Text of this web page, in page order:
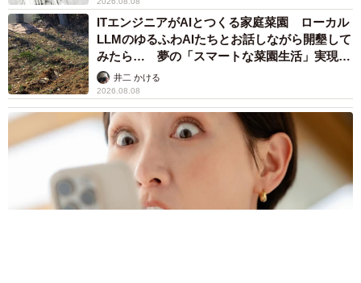
ITエンジニアがAIとつくる家庭菜園 ローカル
LLMのゆるふわAIたちとお話しながら開墾して
みたら… 夢の「スマートな菜園生活」実現な
るか井二 かける
2026.08.08